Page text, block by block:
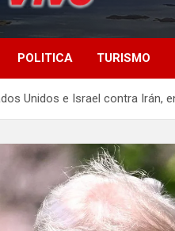
POLITICA TURISMO
Unidos e Israel contra Irán,